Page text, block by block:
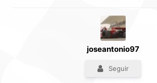
joseantonio97
Seguir